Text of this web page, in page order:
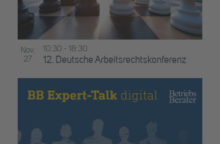
Nov.
27
12. Deutsche Arbeitsrechtskonferenz
10:30 - 18:30